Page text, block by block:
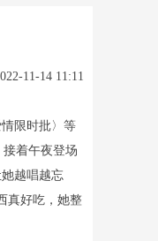
11-14 11:11
限时批〉等
着午夜登场
越唱越忘
真好吃，她整